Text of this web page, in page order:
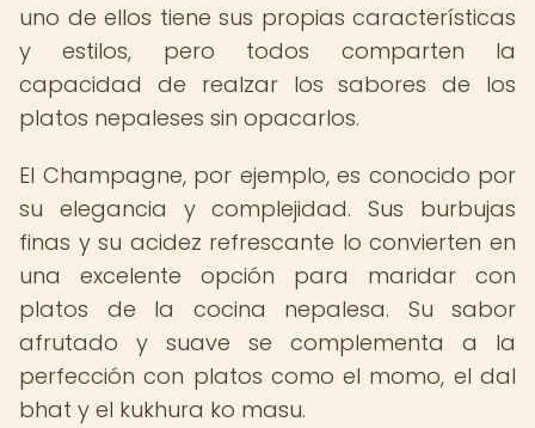
uno de ellos tiene sus propias características
y estilos, pero todos comparten la
capacidad de realzar los sabores de los
platos nepaleses sin opacarlos.
El Champagne, por ejemplo, es conocido por
su elegancia y complejidad. Sus burbujas
finas y su acidez refrescante lo convierten en
una excelente opción para maridar con
platos de la cocina nepalesa. Su sabor
afrutado y suave se complementa a la
perfección con platos como el momo, el dal
bhat y el kukhura ko masu.